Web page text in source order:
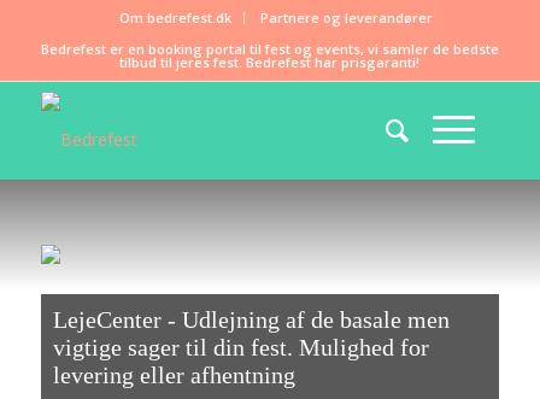
Om bedrefest.dk
Partnere og leverandører
Bedrefest er en booking portal til fest og events, vi samler de bedste
tilbud til jeres fest. Bedrefest har prisgaranti!
LejeCenter - Udlejning af de basale men
vigtige sager til din fest. Mulighed for
levering eller afhentning